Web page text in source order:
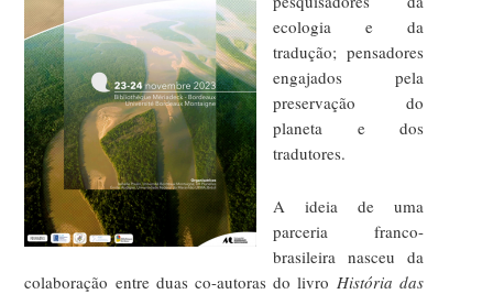
ecologia e da
tradução; pensadores
engajados pela
preservação do
planeta e dos
tradutores.
A ideia de uma
parceria franco-
brasileira nasceu da
colaboração entre duas co-autoras do livro História das